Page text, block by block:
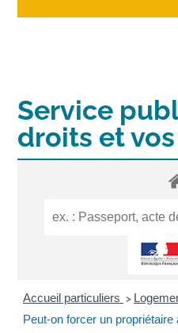
Service
droits et
Accueil particuliers >
Peut-on forcer un